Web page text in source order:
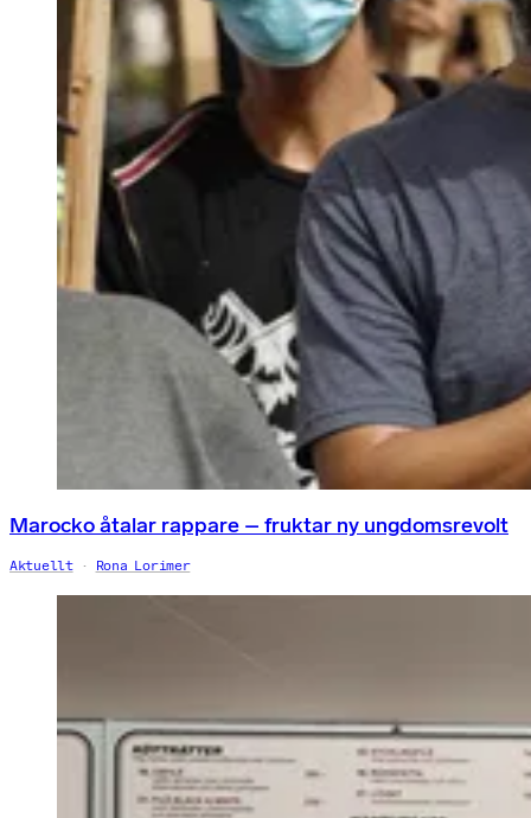
Marocko åtalar rappare – fruktar ny ungdomsrevolt
Aktuellt Rona Lorimer